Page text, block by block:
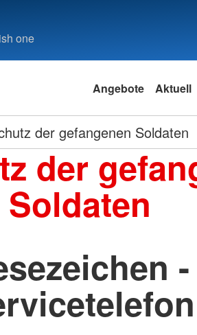
one
Angebote Aktuell
der gefangenen Soldaten
der
Soldaten
-